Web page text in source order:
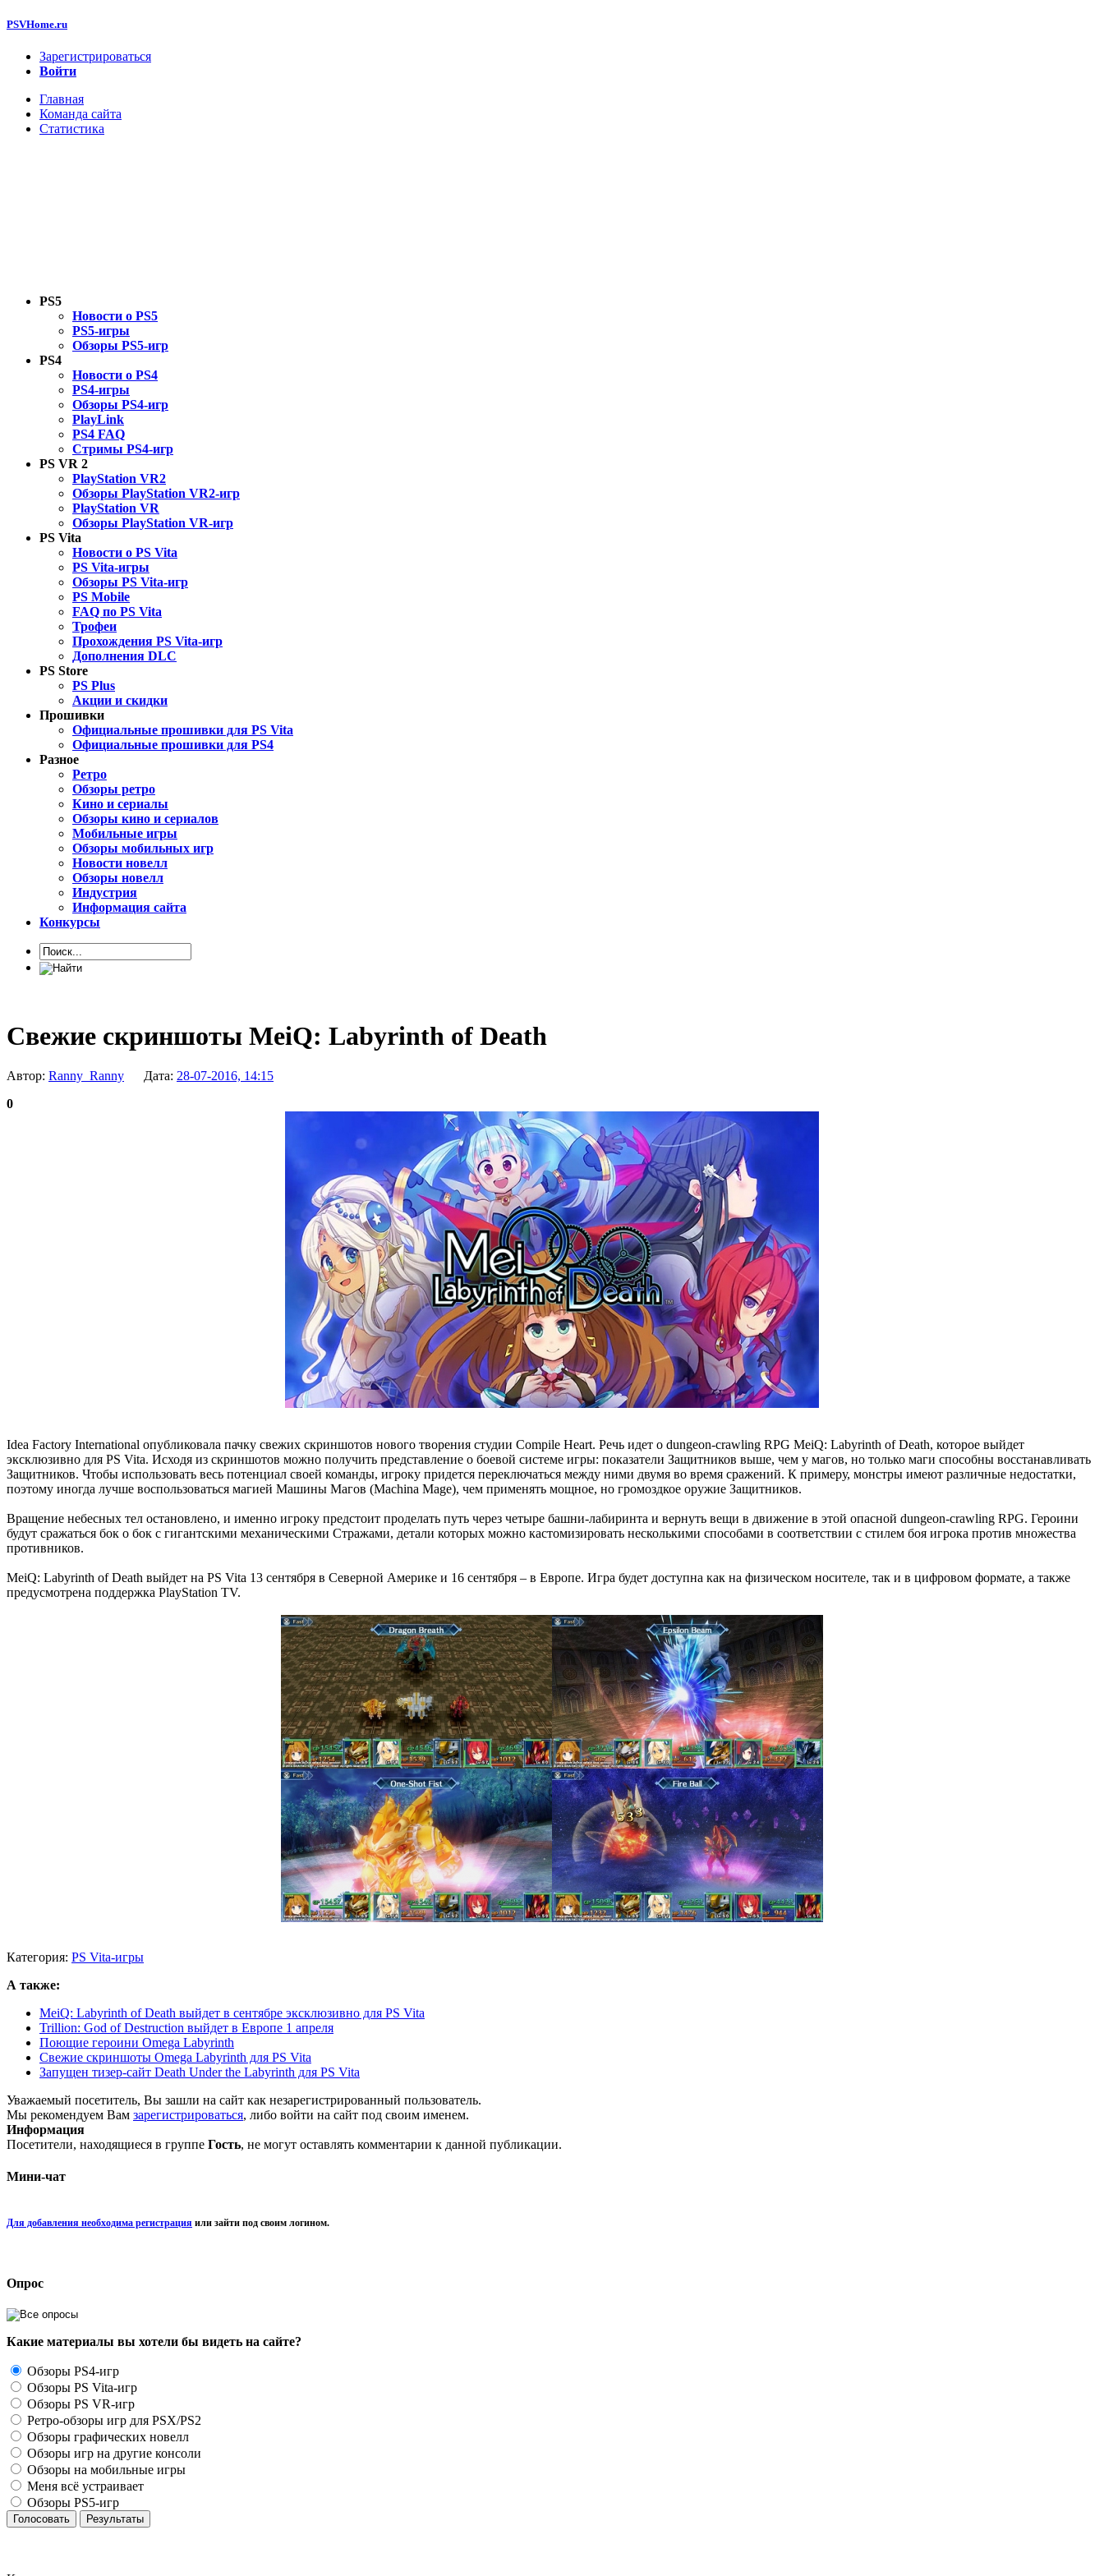
PSVHome.ru
Зарегистрироваться
Войти
Главная
Команда сайта
Статистика
PS5
Новости о PS5
PS5-игры
Обзоры PS5-игр
PS4
Новости о PS4
PS4-игры
Обзоры PS4-игр
PlayLink
PS4 FAQ
Стримы PS4-игр
PS VR 2
PlayStation VR2
Обзоры PlayStation VR2-игр
PlayStation VR
Обзоры PlayStation VR-игр
PS Vita
Новости о PS Vita
PS Vita-игры
Обзоры PS Vita-игр
PS Mobile
FAQ по PS Vita
Трофеи
Прохождения PS Vita-игр
Дополнения DLC
PS Store
PS Plus
Акции и скидки
Прошивки
Официальные прошивки для PS Vita
Официальные прошивки для PS4
Разное
Ретро
Обзоры ретро
Кино и сериалы
Обзоры кино и сериалов
Мобильные игры
Обзоры мобильных игр
Новости новелл
Обзоры новелл
Индустрия
Информация сайта
Конкурсы
Свежие скриншоты MeiQ: Labyrinth of Death
Автор: Ranny_Ranny Дата: 28-07-2016, 14:15
0
Idea Factory International опубликовала пачку свежих скриншотов нового творения студии Compile Heart. Речь идет о dungeon-crawling RPG MeiQ: Labyrinth of Death, которое выйдет
эксклюзивно для PS Vita. Исходя из скриншотов можно получить представление о боевой системе игры: показатели Защитников выше, чем у магов, но только маги способны восстанавливать
Защитников. Чтобы использовать весь потенциал своей команды, игроку придется переключаться между ними двумя во время сражений. К примеру, монстры имеют различные недостатки,
поэтому иногда лучше воспользоваться магией Машины Магов (Machina Mage), чем применять мощное, но громоздкое оружие Защитников.
Вращение небесных тел остановлено, и именно игроку предстоит проделать путь через четыре башни-лабиринта и вернуть вещи в движение в этой опасной dungeon-crawling RPG. Героини
будут сражаться бок о бок с гигантскими механическими Стражами, детали которых можно кастомизировать несколькими способами в соответствии с стилем боя игрока против множества
противников.
MeiQ: Labyrinth of Death выйдет на PS Vita 13 сентября в Северной Америке и 16 сентября – в Европе. Игра будет доступна как на физическом носителе, так и в цифровом формате, а также
предусмотрена поддержка PlayStation TV.
Категория: PS Vita-игры
А также:
MeiQ: Labyrinth of Death выйдет в сентябре эксклюзивно для PS Vita
Trillion: God of Destruction выйдет в Европе 1 апреля
Поющие героини Omega Labyrinth
Свежие скриншоты Omega Labyrinth для PS Vita
Запущен тизер-сайт Death Under the Labyrinth для PS Vita
Уважаемый посетитель, Вы зашли на сайт как незарегистрированный пользователь.
Мы рекомендуем Вам зарегистрироваться, либо войти на сайт под своим именем.
Информация
Посетители, находящиеся в группе Гость, не могут оставлять комментарии к данной публикации.
Мини-чат
Для добавления необходима регистрация или зайти под своим логином.
Опрос
Какие материалы вы хотели бы видеть на сайте?
Обзоры PS4-игр
Обзоры PS Vita-игр
Обзоры PS VR-игр
Ретро-обзоры игр для PSX/PS2
Обзоры графических новелл
Обзоры игр на другие консоли
Обзоры на мобильные игры
Меня всё устраивает
Обзоры PS5-игр
Голосовать Результаты